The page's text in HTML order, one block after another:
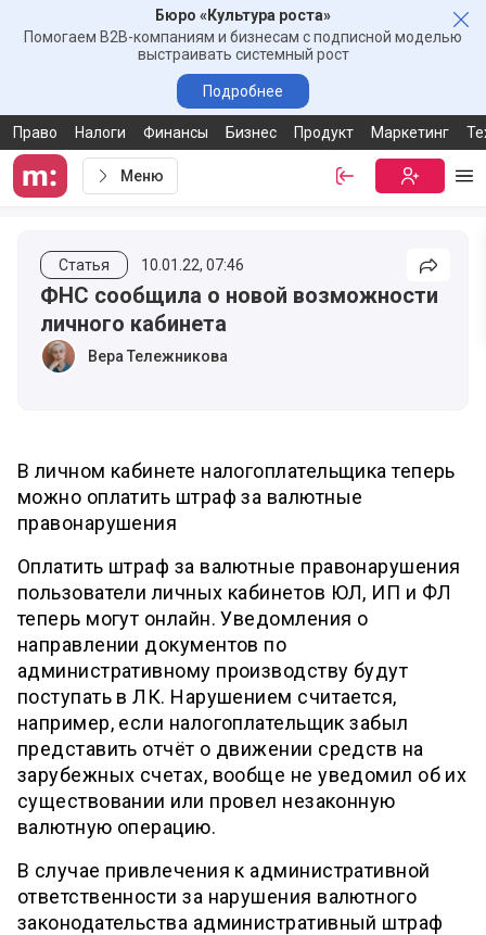
Бюро «Культура роста»
Помогаем B2B-компаниям и бизнесам с подписной моделью
выстраивать системный рост
Подробнее
Право Налоги Финансы Бизнес Продукт Маркетинг
Меню Войти
Статья 10.01.22, 07:46
ФНС сообщила о новой возможности
личного кабинета
Вера Тележникова
В личном кабинете налогоплательщика теперь
можно оплатить штраф за валютные
правонарушения
Оплатить штраф за валютные правонарушения
пользователи личных кабинетов ЮЛ, ИП и ФЛ
теперь могут онлайн. Уведомления о
направлении документов по
административному производству будут
поступать в ЛК. Нарушением считается,
например, если налогоплательщик забыл
представить отчёт о движении средств на
зарубежных счетах, вообще не уведомил об их
существовании или провел незаконную
валютную операцию.
В случае привлечения к административной
ответственности за нарушения валютного
законодательства административный штраф